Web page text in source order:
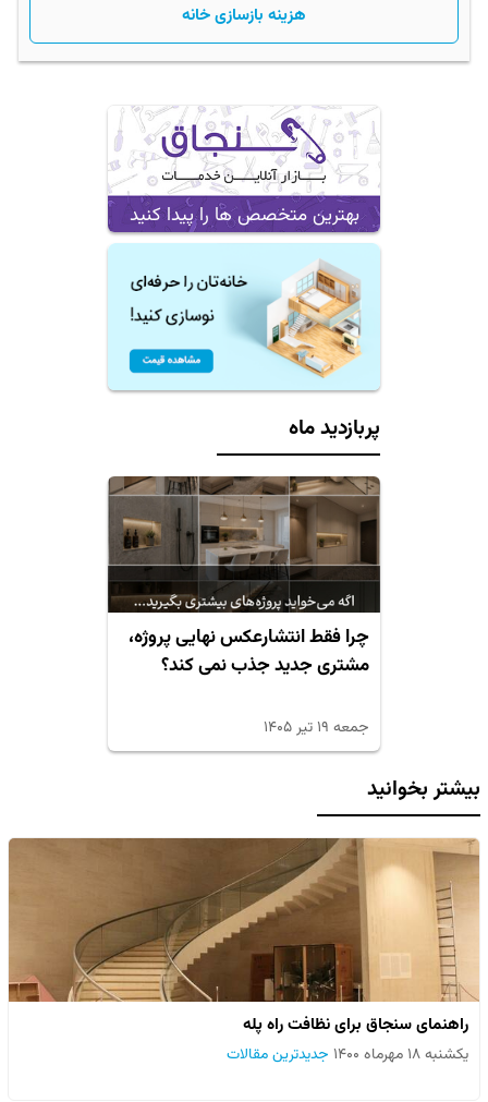
هزینه بازسازی خانه
بهترین متخصص ها را پیدا کنید
پربازدید ماه
چرا فقط انتشارعکس نهایی پروژه،
مشتری جدید جذب نمی کند؟
جمعه ۱۹ تیر ۱۴۰۵
بیشتر بخوانید
راهنمای سنجاق برای نظافت راه پله
یکشنبه ۱۸ مهرماه ۱۴۰۰ جدیدترین مقالات